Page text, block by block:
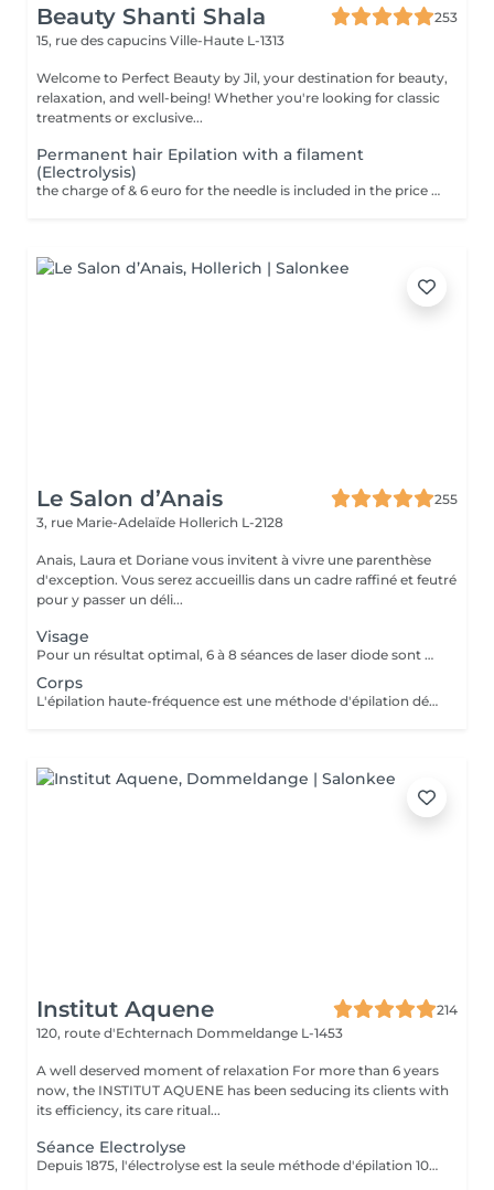
Beauty Shanti Shala
253
15, rue des capucins Ville-Haute L-1313
Welcome to Perfect Beauty by Jil, your destination for beauty,
relaxation, and well-being! Whether you're looking for classic
treatments or exclusive...
Permanent hair Epilation with a filament
(Electrolysis)
the charge of & 6 euro for the needle is included in the price We only use this technique on the face. The aim of electroepilation is to destroy the cells responsible for hair regrowth. In this technique, a thin filament, which transmits the destructive electric current, is pushed through the hair follicle to the hair bulb. A tiny electrical impulse is delivered to the hair bulb: The client feels a strong, brief, localized heat. The hair is then removed with tweezers without resistance. These steps are repeated hair by hair until the session is complete. Unlike other temporary methods such as waxing or shaving, electrolysis offers permanent results. This method is permanent. It treats all types of hair and skin. Contraindication = Peacemaker
Le Salon d’Anais
255
3, rue Marie-Adelaïde Hollerich L-2128
Anais, Laura et Doriane vous invitent à vivre une parenthèse
d'exception. Vous serez accueillis dans un cadre raffiné et feutré
pour y passer un déli...
Visage
Pour un résultat optimal, 6 à 8 séances de laser diode sont généralement recommandées. En cas de pilosité plus dense, quelques séances supplémentaires peuvent être nécessaires. Recommandations avant chaque séance : - Raser la zone concernée 24h à 48h avant le rendez-vous - Ne pas utiliser de cire, d'épilateur électrique ou de pince à épiler durant les 6 semaines précédant le début du traitement (le rasoir ou les ciseaux restent autorisés) En fin de traitement, 5 à 10 % des poils peuvent subsister. Ceux-ci seront éliminés lors des séances d'entretien, à raison de 1 à 2 fois par an. Le laser traite tous les types de peau, de la plus claire à la plus foncée, ainsi que la majorité des types de poils, à l'exception des poils blancs, qui ne contiennent pas de mélanine.
Corps
L'épilation haute-fréquence est une méthode d'épilation définitive au poil par poil. Plus clairement, l'épilation haute fréquence est une évolution de l'épilation électrique aussi appelée électrolyse. Vous l'aurez compris, il s'agit d'une alternative efficace pour tous les types de poils. Notamment les poils blonds, blancs et roux qui ne sont donc pas éligibles à l'épilation laser. Les zones les plus traitées sont les zones du visage. 3€ la minute
Institut Aquene
214
120, route d'Echternach Dommeldange L-1453
A well deserved moment of relaxation For more than 6 years
now, the INSTITUT AQUENE has been seducing its clients with
its efficiency, its care ritual...
Séance Electrolyse
Depuis 1875, l'électrolyse est la seule méthode d'épilation 100% définitive reconnue par les agences de réglementation gouvernementales. Toutes les couleurs de peau et de poil ainsi que toutes les régions peuvent être traitées efficacement et sans aucun compromis. Apilus offre une technologie avancée qui a fait ses preuves en épilation. Déjà utilisés par des milliers de centres à travers le monde entier, les appareils d'électrolyse Apilus offrent des traitements plus efficaces, plus confortables, et des résultats complètement définitifs beaucoup plus rapidement que tout autre système d'épilation. N'hésitez pas à nous contacter pour de plus amples informations.